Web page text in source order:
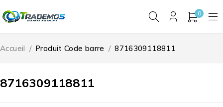
0
8716309118811
Accueil / Produit Code barre / 8716309118811